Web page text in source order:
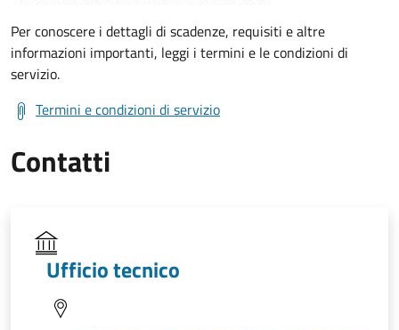
Per conoscere i dettagli di scadenze, requisiti e altre
informazioni importanti, leggi i termini e le condizioni di
servizio.
Termini e condizioni di servizio
Contatti
Ufficio tecnico